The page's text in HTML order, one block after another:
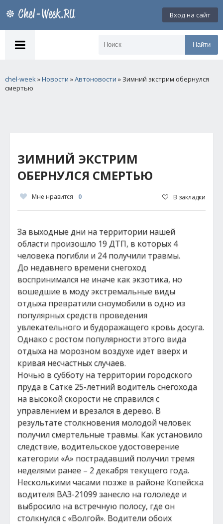
Вход на сайт
Найти
chel-week»Новости »Автоновости » Зимний экстрим обернулся
смертью
ЗИМНИЙ ЭКСТРИМ
ОБЕРНУЛСЯ СМЕРТЬЮ
Мне нравится 0 В закладки
За выходные дни на территории нашей
области произошло 19 ДТП, в которых 4
человека погибли и 24 получили травмы.
До недавнего времени снегоход
воспринимался не иначе как экзотика, но
вошедшие в моду экстремальные виды
отдыха превратили сноумобили в одно из
популярных средств проведения
увлекательного и будоражащего кровь досуга.
Однако с ростом популярности этого вида
отдыха на морозном воздухе идет вверх и
кривая несчастных случаев.
Ночью в субботу на территории городского
пруда в Сатке 25-летний водитель снегохода
на высокой скорости не справился с
управлением и врезался в дерево. В
результате столкновения молодой человек
получил смертельные травмы. Как установило
следствие, водительское удостоверение
категории «А» пострадавший получил тремя
неделями ранее – 2 декабря текущего года.
Несколькими часами позже в районе Копейска
водителя ВАЗ-21099 занесло на гололеде и
выбросило на встречную полосу, где он
столкнулся с «Волгой». Водители обоих